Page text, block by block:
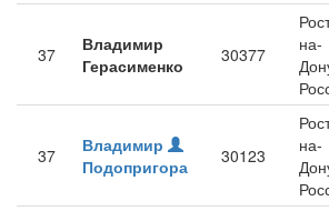
37
Владимир
Герасименко
30377
на-
37
Владимир
Подопригора
30123
на-